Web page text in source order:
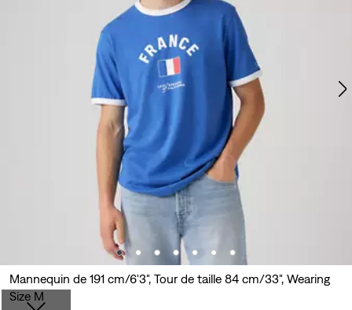
Mannequin de 191 cm/6'3", Tour de taille 84 cm/33", Wearing
Size M